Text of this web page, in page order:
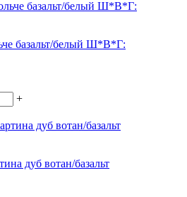
базальт/белый Ш*В*Г:
+
дуб вотан/базальт